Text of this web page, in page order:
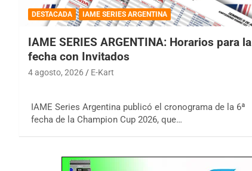
DESTACADA IAME SERIES ARGENTINA
IAME SERIES ARGENTINA: Horarios para la
fecha con Invitados
4 agosto, 2026 E-Kart
IAME Series Argentina publicó el cronograma de la 6ª
fecha de la Champion Cup 2026, que…